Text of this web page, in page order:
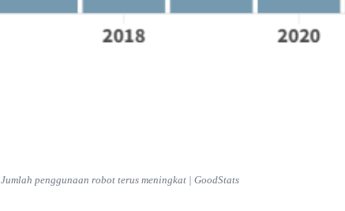
Jumlah penggunaan robot terus meningkat | GoodStats